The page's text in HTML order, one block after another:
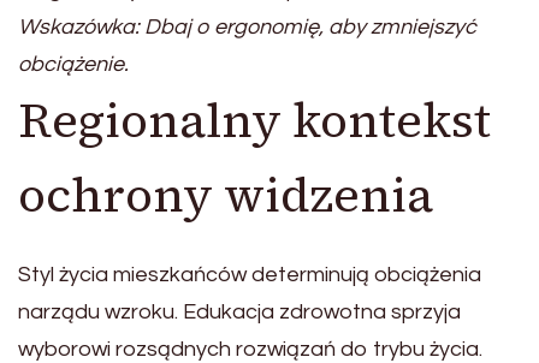
Wskazówka: Dbaj o ergonomię, aby zmniejszyć
obciążenie.
Regionalny kontekst
ochrony widzenia
Styl życia mieszkańców determinują obciążenia
narządu wzroku. Edukacja zdrowotna sprzyja
wyborowi rozsądnych rozwiązań do trybu życia.